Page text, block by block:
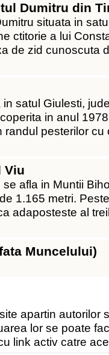
Dumitru din
situata in
ctitorie a lui
de zid cunoscuta
satul Giulesti,
in anul
randul pesterilor cu
Viu
afla in Muntii
1.165 metri.
adaposteste al
Muncelului)
apartin autorilor
lor se poate
link activ catre